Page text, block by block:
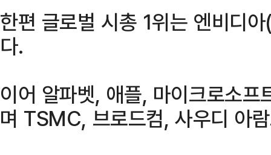
한편 글로벌 시총 1위는 엔비디
다.
이어 알파벳, 애플, 마이크로소
며 TSMC, 브로드컴, 사우디 아